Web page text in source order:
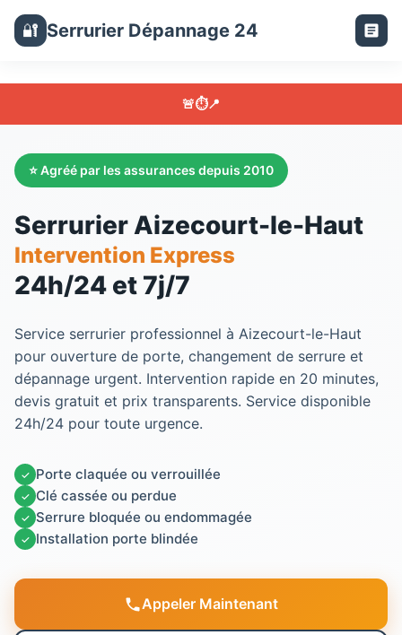
🔐 Serrurier Dépannage 24
🚨⏱️📍
⭐ Agréé par les assurances depuis 2010
Serrurier Aizecourt-le-Haut
Intervention Express
24h/24 et 7j/7
Service serrurier professionnel à Aizecourt-le-Haut
pour ouverture de porte, changement de serrure et
dépannage urgent. Intervention rapide en 20 minutes,
devis gratuit et prix transparents. Service disponible
24h/24 pour toute urgence.
✓ Porte claquée ou verrouillée
✓ Clé cassée ou perdue
✓ Serrure bloquée ou endommagée
✓ Installation porte blindée
Appeler Maintenant